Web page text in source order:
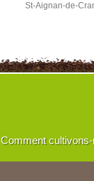
St-Aignan-de-
Comment